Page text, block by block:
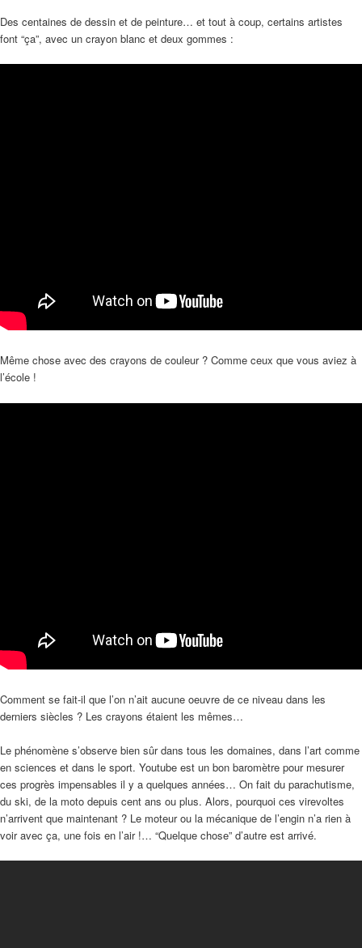
Des centaines de dessin et de peinture… et tout à coup, certains artistes
font “ça”, avec un crayon blanc et deux gommes :
Même chose avec des crayons de couleur ? Comme ceux que vous aviez à
l’école !
Comment se fait-il que l’on n’ait aucune oeuvre de ce niveau dans les
derniers siècles ? Les crayons étaient les mêmes…
Le phénomène s’observe bien sûr dans tous les domaines, dans l’art comme
en sciences et dans le sport. Youtube est un bon baromètre pour mesurer
ces progrès impensables il y a quelques années… On fait du parachutisme,
du ski, de la moto depuis cent ans ou plus. Alors, pourquoi ces virevoltes
n’arrivent que maintenant ? Le moteur ou la mécanique de l’engin n’a rien à
voir avec ça, une fois en l’air !… “Quelque chose” d’autre est arrivé.